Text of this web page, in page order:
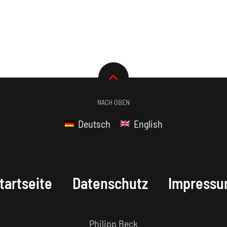
NACH OBEN
Deutsch English
Datenschutz
Philipp Beck